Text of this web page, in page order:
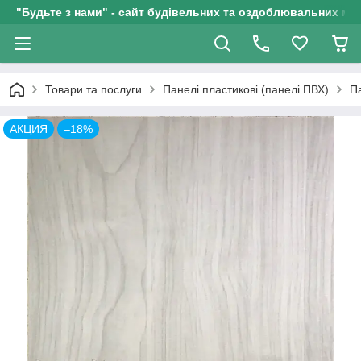
"Будьте з нами" - сайт будівельних та оздоблювальних
Товари та послуги Панелі пластикові (панелі ПВХ)
АКЦИЯ –18%